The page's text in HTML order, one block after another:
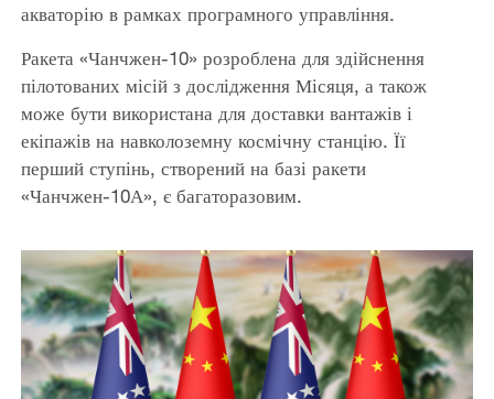
акваторію в рамках програмного управління.
Ракета «Чанчжен-10» розроблена для здійснення
пілотованих місій з дослідження Місяця, а також
може бути використана для доставки вантажів і
екіпажів на навколоземну космічну станцію. Її
перший ступінь, створений на базі ракети
«Чанчжен-10А», є багаторазовим.